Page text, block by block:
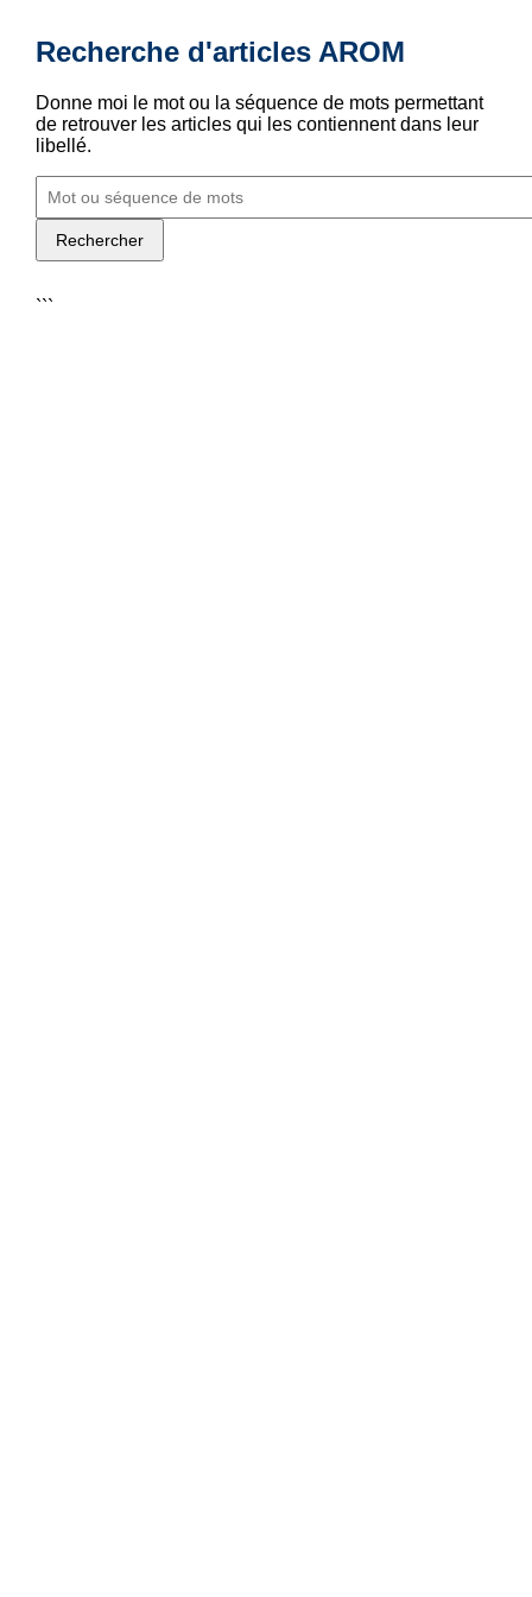
Recherche d'articles AROM
Donne moi le mot ou la séquence de mots permettant
de retrouver les articles qui les contiennent dans leur
libellé.
Rechercher
```